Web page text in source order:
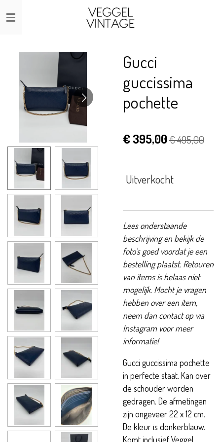
Ga
direct
hoofdinhoud
Gucci
guccissima
pochette
€ 395,00€ 495,00
Uitverkocht
Lees onderstaande
beschrijving en bekijk de
foto's goed voordat je een
bestelling plaatst. Retouren
van items is helaas niet
mogelijk. Mocht je vragen
hebben over een item,
neem dan contact op via
Instagram voor meer
informatie!
Gucci guccissima pochette
in perfecte staat. Kan over
de schouder worden
gedragen. De afmetingen
zijn ongeveer 22 x 12 cm.
De kleur is donkerblauw.
Komt inclusief Veggel